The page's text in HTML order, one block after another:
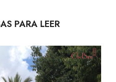
PARA LEER